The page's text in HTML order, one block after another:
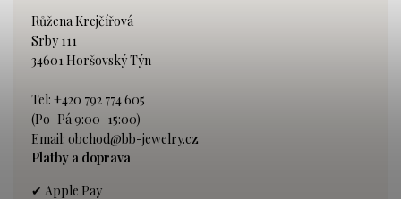
Růžena Krejčířová
Srby 111
34601 Horšovský Týn
Tel: +420 792 774 605
(Po–Pá 9:00–15:00)
Email: obchod@bb-jewelry.cz
Platby a doprava
✔ Apple Pay